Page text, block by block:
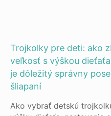
Trojkolky pre deti: ako
veľkosť s výškou
je dôležitý správny
šliapaní
Ako vybrať detskú